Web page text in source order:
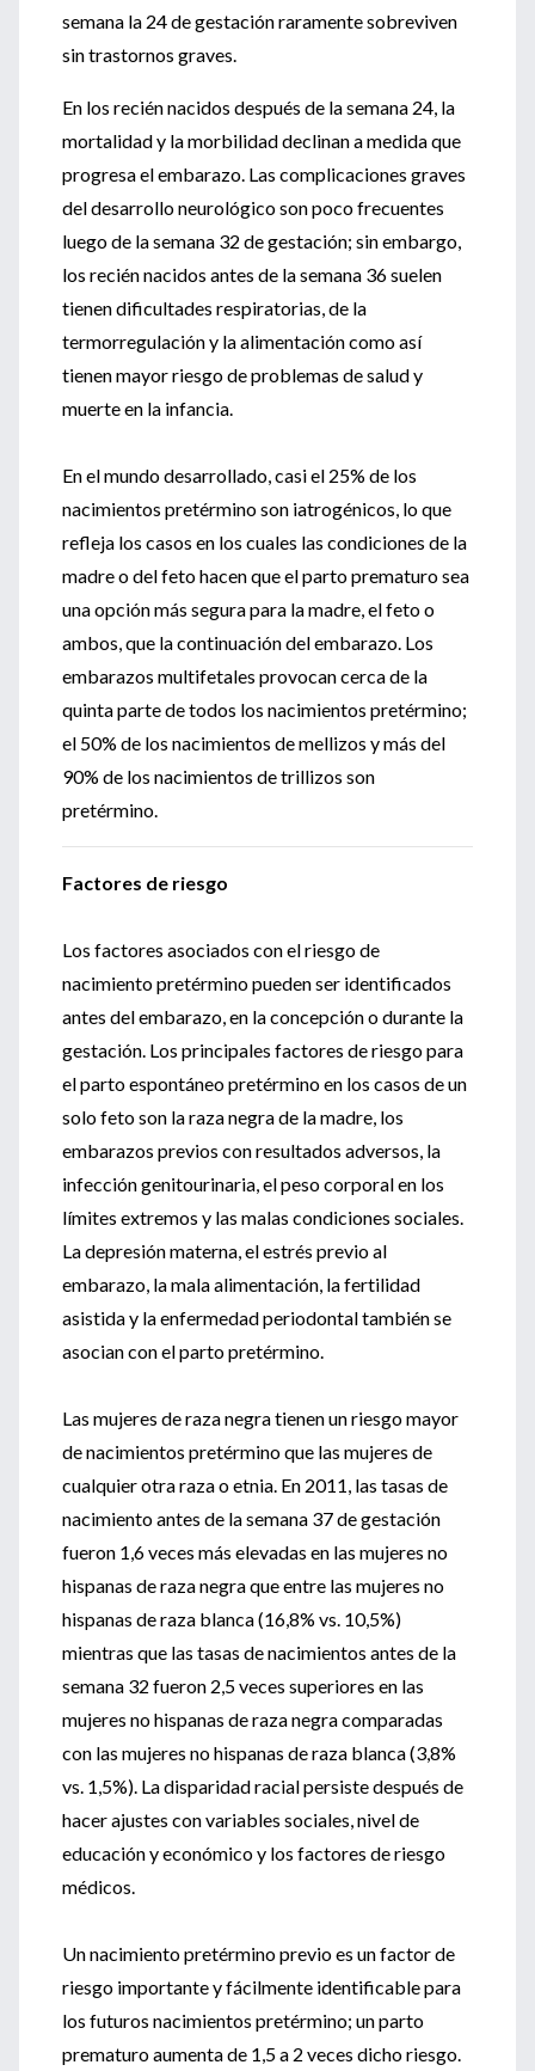
semana la 24 de gestación raramente sobreviven
sin trastornos graves.
En los recién nacidos después de la semana 24, la
mortalidad y la morbilidad declinan a medida que
progresa el embarazo. Las complicaciones graves
del desarrollo neurológico son poco frecuentes
luego de la semana 32 de gestación; sin embargo,
los recién nacidos antes de la semana 36 suelen
tienen dificultades respiratorias, de la
termorregulación y la alimentación como así
tienen mayor riesgo de problemas de salud y
muerte en la infancia.
En el mundo desarrollado, casi el 25% de los
nacimientos pretérmino son iatrogénicos, lo que
refleja los casos en los cuales las condiciones de la
madre o del feto hacen que el parto prematuro sea
una opción más segura para la madre, el feto o
ambos, que la continuación del embarazo. Los
embarazos multifetales provocan cerca de la
quinta parte de todos los nacimientos pretérmino;
el 50% de los nacimientos de mellizos y más del
90% de los nacimientos de trillizos son
pretérmino.
Factores de riesgo
Los factores asociados con el riesgo de
nacimiento pretérmino pueden ser identificados
antes del embarazo, en la concepción o durante la
gestación. Los principales factores de riesgo para
el parto espontáneo pretérmino en los casos de un
solo feto son la raza negra de la madre, los
embarazos previos con resultados adversos, la
infección genitourinaria, el peso corporal en los
límites extremos y las malas condiciones sociales.
La depresión materna, el estrés previo al
embarazo, la mala alimentación, la fertilidad
asistida y la enfermedad periodontal también se
asocian con el parto pretérmino.
Las mujeres de raza negra tienen un riesgo mayor
de nacimientos pretérmino que las mujeres de
cualquier otra raza o etnia. En 2011, las tasas de
nacimiento antes de la semana 37 de gestación
fueron 1,6 veces más elevadas en las mujeres no
hispanas de raza negra que entre las mujeres no
hispanas de raza blanca (16,8% vs. 10,5%)
mientras que las tasas de nacimientos antes de la
semana 32 fueron 2,5 veces superiores en las
mujeres no hispanas de raza negra comparadas
con las mujeres no hispanas de raza blanca (3,8%
vs. 1,5%). La disparidad racial persiste después de
hacer ajustes con variables sociales, nivel de
educación y económico y los factores de riesgo
médicos.
Un nacimiento pretérmino previo es un factor de
riesgo importante y fácilmente identificable para
los futuros nacimientos pretérmino; un parto
prematuro aumenta de 1,5 a 2 veces dicho riesgo.